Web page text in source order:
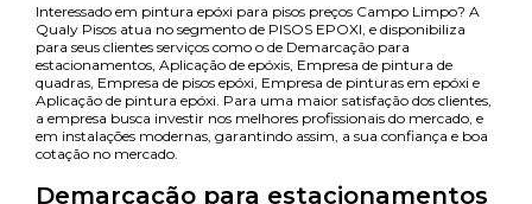
Interessado em pintura epóxi para pisos preços Campo Limpo? A
Qualy Pisos atua no segmento de PISOS EPOXI, e disponibiliza
para seus clientes serviços como o de Demarcação para
estacionamentos, Aplicação de epóxis, Empresa de pintura de
quadras, Empresa de pisos epóxi, Empresa de pinturas em epóxi e
Aplicação de pintura epóxi. Para uma maior satisfação dos clientes,
a empresa busca investir nos melhores profissionais do mercado, e
em instalações modernas, garantindo assim, a sua confiança e boa
cotação no mercado.
Demarcação para estacionamentos